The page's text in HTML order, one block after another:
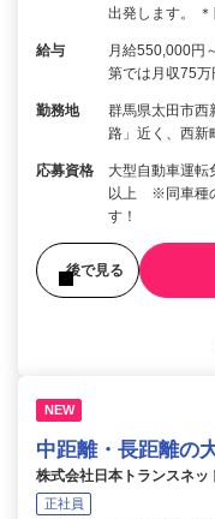
出発します。
給与
月給550,000
第では月収75
勤務地
群馬県太田市西
路」近く、西
応募資格
大型自動車運
以上 ※同車種
す！
後で見る
NEW
中距離・長距離の
株式会社日本トランスネッ
正社員